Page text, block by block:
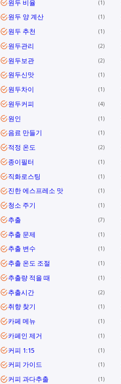
원두 비율 1
원두 양 계산 1
원두 추천 1
원두관리 2
원두보관 2
원두신맛 1
원두차이 1
원두커피 4
원인 1
음료 만들기 1
적정 온도 2
종이필터 1
직화로스팅 1
진한 에스프레소 맛 1
청소 주기 1
추출 7
추출 문제 1
추출 변수 1
추출 온도 조절 1
추출량 적을 때 1
추출시간 2
취향 찾기 1
카페 메뉴 1
카페인 제거 1
커피 1:15 1
커피 가이드 1
커피 과다추출 1